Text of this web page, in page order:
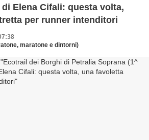
Elena Cifali: questa volta,
per runner intenditori
maratone e dintorni)